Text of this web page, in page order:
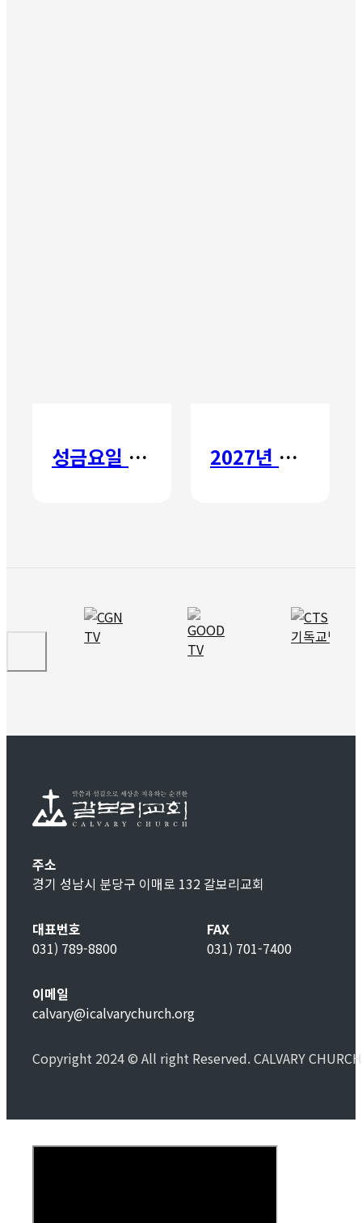
성금요일 칸타타 2027년 갈보리 어학원 유치부 신입생 모집
주소
경기 성남시 분당구 이매로 132 갈보리교회
대표번호
031) 789-8800
FAX
031) 701-7400
이메일
calvary@icalvarychurch.org
Copyright 2024 © All right Reserved. CALVARY CHURCH